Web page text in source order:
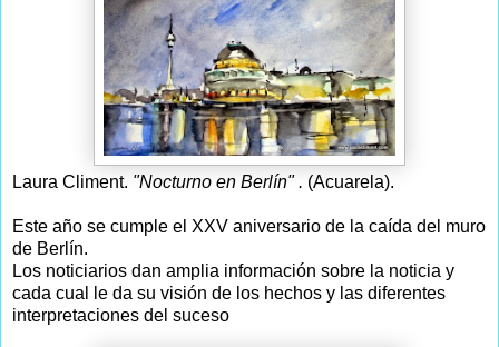
Laura Climent. "Nocturno en Berlín" . (Acuarela).
Este año se cumple el XXV aniversario de la caída del muro
de Berlín.
Los noticiarios dan amplia información sobre la noticia y
cada cual le da su visión de los hechos y las diferentes
interpretaciones del suceso